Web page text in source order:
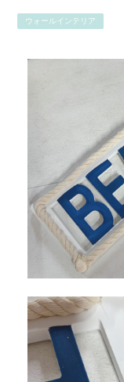
ウォールインテリア